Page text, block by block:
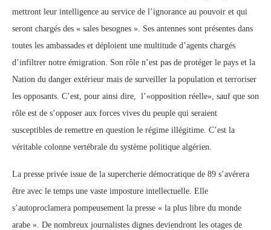
mettront leur intelligence au service de l’ignorance au pouvoir et qui
seront chargés des « sales besognes ». Ses antennes sont présentes dans
toutes les ambassades et déploient une multitude d’agents chargés
d’infiltrer notre émigration. Son rôle n’est pas de protéger le pays et la
Nation du danger extérieur mais de surveiller la population et terroriser
les opposants. C’est, pour ainsi dire, l’«opposition réelle», sauf que son
rôle est de s’opposer aux forces vives du peuple qui seraient
susceptibles de remettre en question le régime illégitime. C’est la
véritable colonne vertébrale du système politique algérien.
La presse privée issue de la supercherie démocratique de 89 s’avérera
être avec le temps une vaste imposture intellectuelle. Elle
s’autoproclamera pompeusement la presse « la plus libre du monde
arabe ». De nombreux journalistes dignes deviendront les otages de